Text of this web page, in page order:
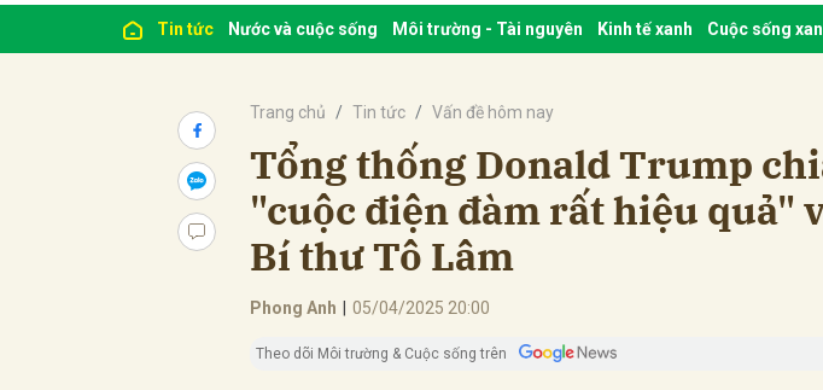
Tin tức Nước và cuộc sống Môi trường - Tài nguyên Kinh tế xanh Cuộc sống
Trang chủ Tin tức Vấn đề hôm nay
Tổng thống Donald Trump
"cuộc điện đàm rất hiệu quả"
Bí thư Tô Lâm
Phong Anh 05/04/2025 20:00
Theo dõi Môi trường & Cuộc sống trên